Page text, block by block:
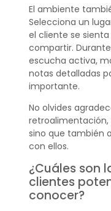
El ambiente
Selecciona un
el cliente se
compartir.
escucha activa,
notas detalladas
importante.
No olvides
retroalimentación,
sino que también
con ellos.
¿Cuáles son
clientes
conocer?